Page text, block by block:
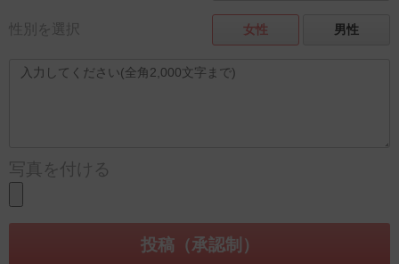
性別を選択 女性 男性
写真を付ける